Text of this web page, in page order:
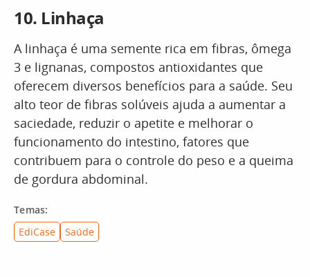
10. Linhaça
A linhaça é uma semente rica em fibras, ômega
3 e lignanas, compostos antioxidantes que
oferecem diversos benefícios para a saúde. Seu
alto teor de fibras solúveis ajuda a aumentar a
saciedade, reduzir o apetite e melhorar o
funcionamento do intestino, fatores que
contribuem para o controle do peso e a queima
de gordura abdominal.
Temas:
EdiCase
Saúde